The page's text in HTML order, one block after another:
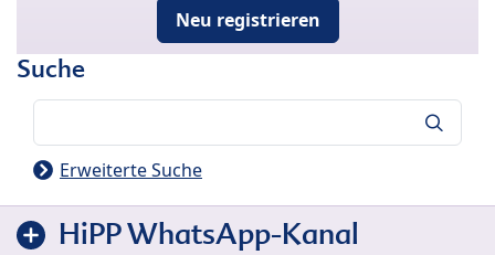
Neu registrieren
Suche
Erweiterte Suche
HiPP WhatsApp-Kanal